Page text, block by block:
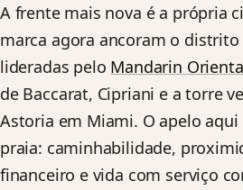
A frente mais nova é a própria
marca agora ancoram o
lideradas pelo Mandarin
de Baccarat, Cipriani e a torre
Astoria em Miami. O apelo
praia: caminhabilidade,
financeiro e vida com serviço